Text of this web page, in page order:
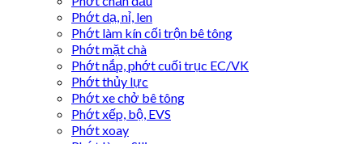
Phớt dạ, nỉ, len
Phớt làm kín cối trộn bê tông
Phớt mặt chà
Phớt nắp, phớt cuối trục EC/VK
Phớt thủy lực
Phớt xe chở bê tông
Phớt xếp, bộ, EVS
Phớt xoay